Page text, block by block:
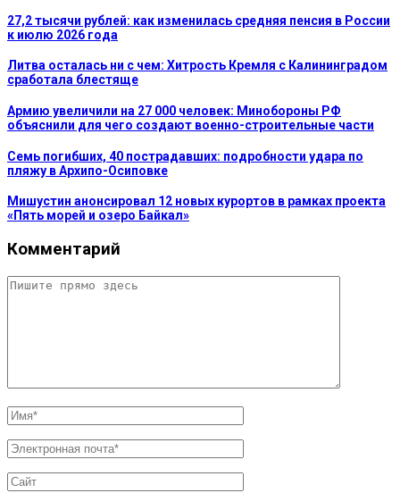
27,2 тысячи рублей: как изменилась средняя пенсия в России
к июлю 2026 года
Литва осталась ни с чем: Хитрость Кремля с Калининградом
сработала блестяще
Армию увеличили на 27 000 человек: Минобороны РФ
объяснили для чего создают военно-строительные части
Семь погибших, 40 пострадавших: подробности удара по
пляжу в Архипо-Осиповке
Мишустин анонсировал 12 новых курортов в рамках проекта
«Пять морей и озеро Байкал»
Комментарий